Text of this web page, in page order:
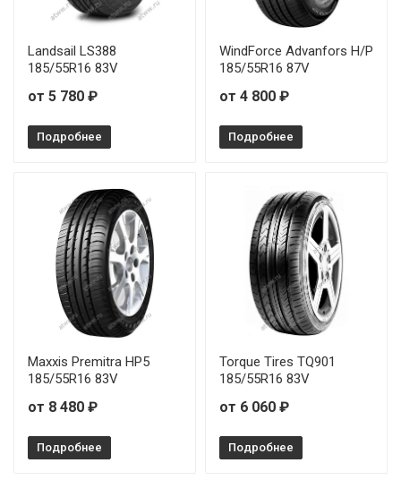
Landsail LS388
185/55R16 83V
от 5 780 ₽
Подробнее
WindForce Advanfors H/P
185/55R16 87V
от 4 800 ₽
Подробнее
Maxxis Premitra HP5
185/55R16 83V
от 8 480 ₽
Подробнее
Torque Tires TQ901
185/55R16 83V
от 6 060 ₽
Подробнее